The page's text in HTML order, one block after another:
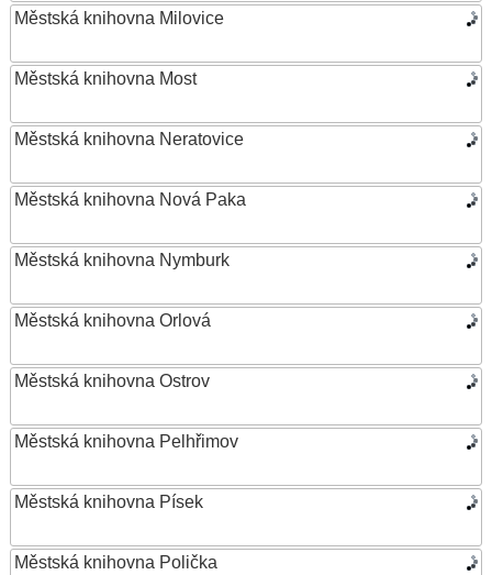
Městská knihovna Milovice
Městská knihovna Most
Městská knihovna Neratovice
Městská knihovna Nová Paka
Městská knihovna Nymburk
Městská knihovna Orlová
Městská knihovna Ostrov
Městská knihovna Pelhřimov
Městská knihovna Písek
Městská knihovna Polička